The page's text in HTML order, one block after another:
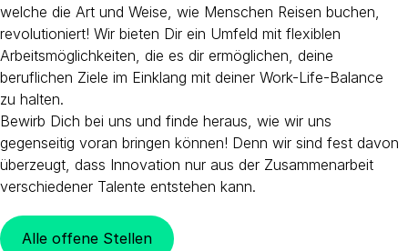
welche die Art und Weise, wie Menschen Reisen buchen,
revolutioniert! Wir bieten Dir ein Umfeld mit flexiblen
Arbeitsmöglichkeiten, die es dir ermöglichen, deine
beruflichen Ziele im Einklang mit deiner Work-Life-Balance
zu halten.
Bewirb Dich bei uns und finde heraus, wie wir uns
gegenseitig voran bringen können! Denn wir sind fest davon
überzeugt, dass Innovation nur aus der Zusammenarbeit
verschiedener Talente entstehen kann.
Alle offene Stellen